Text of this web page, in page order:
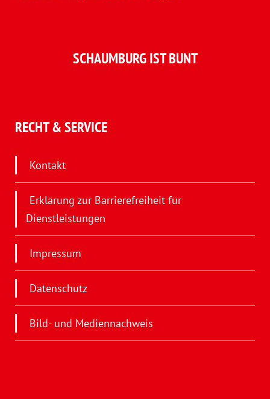
SCHAUMBURG IST BUNT
RECHT & SERVICE
Kontakt
Erklärung zur Barrierefreiheit für
Dienstleistungen
Impressum
Datenschutz
Bild- und Mediennachweis